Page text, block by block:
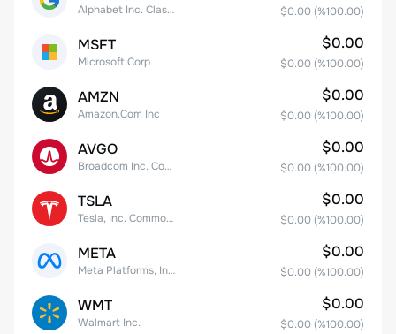
Alphabet Inc. Class C Capital Stock $0.00 (%100.00)
MSFT
Microsoft Corp
$0.00
$0.00 (%100.00)
AMZN
Amazon.Com Inc
$0.00
$0.00 (%100.00)
AVGO
Broadcom Inc. Common Stock
$0.00
$0.00 (%100.00)
TSLA
Tesla, Inc. Common Stock
$0.00
$0.00 (%100.00)
META
Meta Platforms, Inc. Class A Common Stock
$0.00
$0.00 (%100.00)
WMT
Walmart Inc.
$0.00
$0.00 (%100.00)